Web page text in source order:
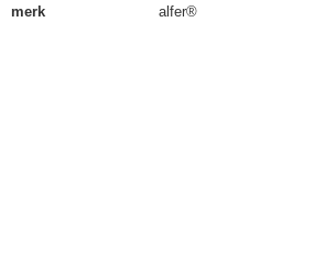
merk
alfer®